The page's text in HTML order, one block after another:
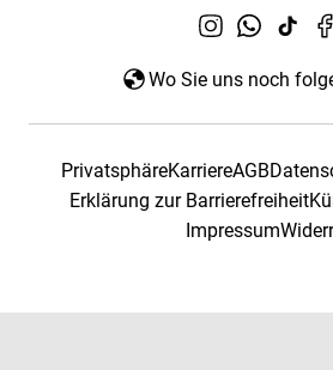
Wo Sie uns noch
PrivatsphäreKarriereAGB
Erklärung zur Barrierefreiheit
Impressum